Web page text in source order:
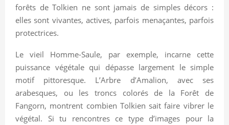
forêts de Tolkien ne sont jamais de simples décors :
elles sont vivantes, actives, parfois menaçantes, parfois
protectrices.
Le vieil Homme-Saule, par exemple, incarne cette
puissance végétale qui dépasse largement le simple
motif pittoresque. L’Arbre d’Amalion, avec ses
arabesques, ou les troncs colorés de la Forêt de
Fangorn, montrent combien Tolkien sait faire vibrer le
végétal. Si tu rencontres ce type d’images pour la